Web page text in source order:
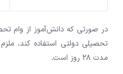
در صورتی که دانش‌آموز از وام
تحصیلی دولتی استفاده کند،
مدت 28 روز است.